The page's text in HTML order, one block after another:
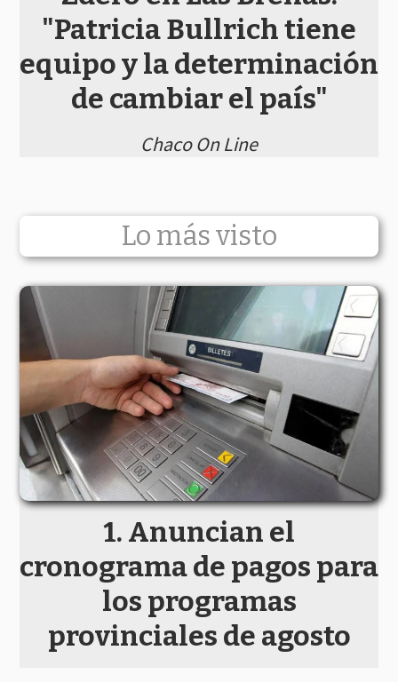
"Patricia Bullrich tiene
equipo y la determinación
de cambiar el país"
Chaco On Line
Lo más visto
Anuncian el
cronograma de pagos para
los programas
provinciales de agosto